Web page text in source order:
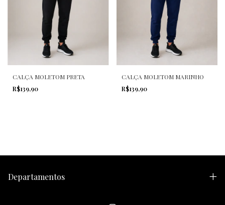
CALÇA MOLETOM PRETA
R$139,90
CALÇA MOLETOM MARINHO
R$139,90
Departamentos